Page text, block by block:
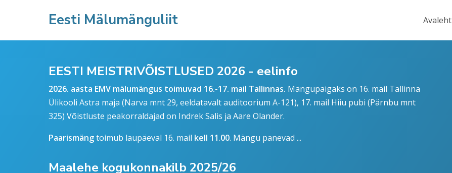
Eesti Mälumänguliit Avaleht
EESTI MEISTRIVÕISTLUSED 2026 - eelinfo
2026. aasta EMV mälumängus toimuvad 16.-17. mail Tallinnas. Mängupaigaks on 16. mail Tallinna
Ülikooli Astra maja (Narva mnt 29, eeldatavalt auditoorium A-121), 17. mail Hiiu pubi (Pärnbu mnt
325) Võistluste peakorraldajad on Indrek Salis ja Aare Olander.
Paarismängtoimub laupäeval 16. mail kell 11.00. Mängu panevad ...
Maalehe kogukonnakilb 2025/26